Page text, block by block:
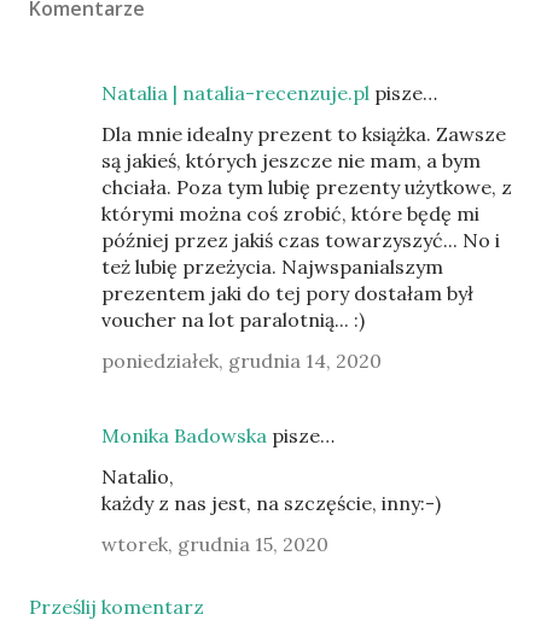
Komentarze
Natalia | natalia-recenzuje.pl pisze…
Dla mnie idealny prezent to książka. Zawsze
są jakieś, których jeszcze nie mam, a bym
chciała. Poza tym lubię prezenty użytkowe, z
którymi można coś zrobić, które będę mi
później przez jakiś czas towarzyszyć... No i
też lubię przeżycia. Najwspanialszym
prezentem jaki do tej pory dostałam był
voucher na lot paralotnią... :)
poniedziałek, grudnia 14, 2020
Monika Badowska pisze…
Natalio,
każdy z nas jest, na szczęście, inny:-)
wtorek, grudnia 15, 2020
Prześlij komentarz